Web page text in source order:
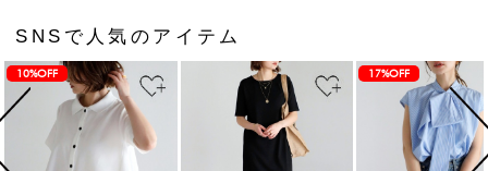
SNSで人気のアイテム
10%OFF 17%OFF